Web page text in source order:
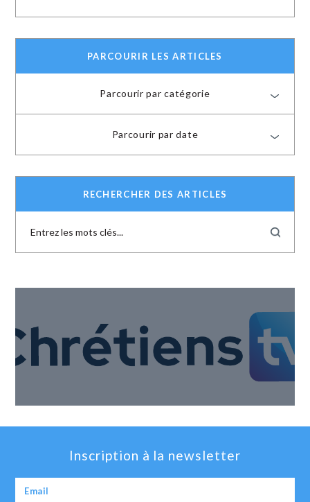
PARCOURIR LES ARTICLES
Parcourir par catégorie
Parcourir par date
RECHERCHER DES ARTICLES
Inscription à la newsletter